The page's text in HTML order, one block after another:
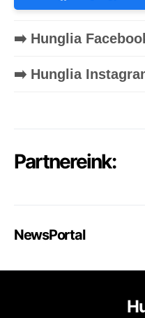
➡️ Hunglia
➡️ Hunglia
Partnereink:
NewsPortal